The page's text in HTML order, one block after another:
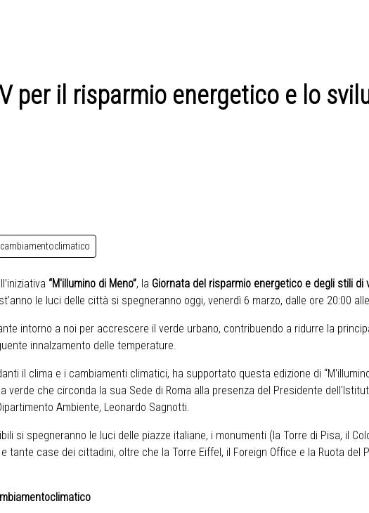
per il risparmio energetico e lo
cambiamentoclimatico
“M'illumino di Meno”, la Giornata del risparmio energetico e degli stili di
le luci delle città si spegneranno oggi, venerdì 6 marzo, dalle ore 20:00
intorno a noi per accrescere il verde urbano, contribuendo a ridurre la
innalzamento delle temperature.
il clima e i cambiamenti climatici, ha supportato questa edizione di
verde che circonda la sua Sede di Roma alla presenza del Presidente
Ambiente, Leonardo Sagnotti.
si spegneranno le luci delle piazze italiane, i monumenti (la Torre di Pisa, il
tante case dei cittadini, oltre che la Torre Eiffel, il Foreign Office e la Ruota del